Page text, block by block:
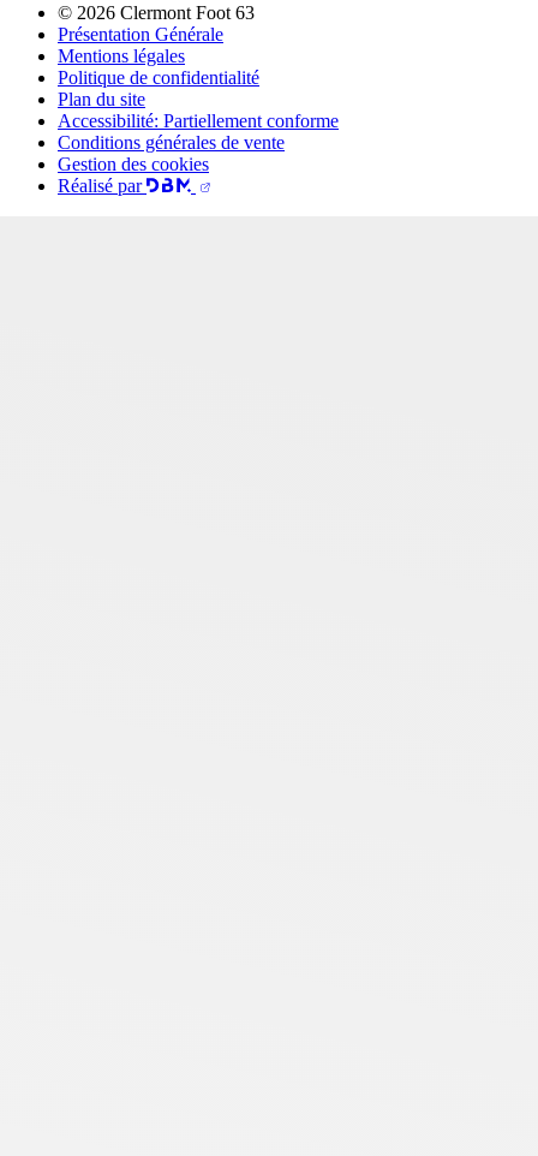
© 2026 Clermont Foot 63
Présentation Générale
Mentions légales
Politique de confidentialité
Plan du site
Accessibilité: Partiellement conforme
Conditions générales de vente
Gestion des cookies
Réalisé par